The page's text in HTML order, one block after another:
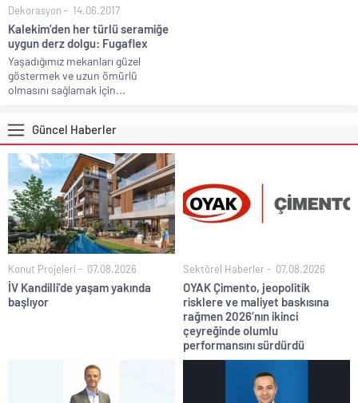
Dekorasyon 14.06.2017
Kalekim’den her türlü seramiğe
uygun derz dolgu: Fugaflex
Yaşadığımız mekanları güzel
göstermek ve uzun ömürlü
olmasını sağlamak için...
Güncel Haberler
Konut Projeleri 07.08.2026
İV Kandilli’de yaşam yakında
başlıyor
Sektörel Haberler 07.08.2026
OYAK Çimento, jeopolitik
risklere ve maliyet baskısına
rağmen 2026’nın ikinci
çeyreğinde olumlu
performansını sürdürdü